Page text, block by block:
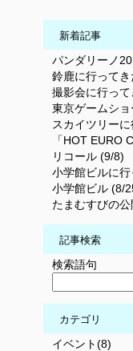
新着記事
パンダリーノ
鈴鹿に行って
撮影会に行っ
東京ゲームシ
スカイツリー
「HOT EURO
リコール (9/8)
小学館ビルに
小学館ビル (8/
たまむすびの
記事検索
検索語句
カテゴリ
イベント(8)